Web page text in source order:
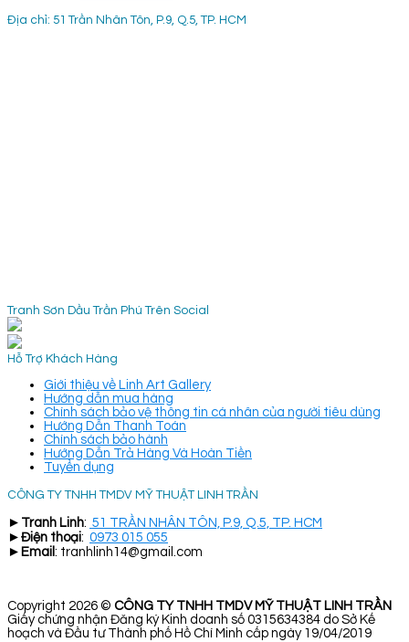
Địa chỉ: 51 Trần Nhân Tôn, P.9, Q.5, TP. HCM
Tranh Sơn Dầu Trần Phú Trên Social
Hỗ Trợ Khách Hàng
Giới thiệu về Linh Art Gallery
Hướng dẫn mua hàng
Chính sách bảo vệ thông tin cá nhân của người tiêu dùng
Hướng Dẫn Thanh Toán
Chính sách bảo hành
Hướng Dẫn Trả Hàng Và Hoàn Tiền
Tuyển dụng
CÔNG TY TNHH TMDV MỸ THUẬT LINH TRẦN
► Tranh Linh: 51 TRẦN NHÂN TÔN, P.9, Q.5, TP. HCM
► Điện thoại: 0973 015 055
► Email : tranhlinh14@gmail.com
Copyright 2026 © CÔNG TY TNHH TMDV MỸ THUẬT LINH TRẦN
Giấy chứng nhận Đăng ký Kinh doanh số 0315634384 do Sở Kế
hoạch và Đầu tư Thành phố Hồ Chí Minh cấp ngày 19/04/2019